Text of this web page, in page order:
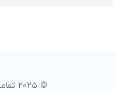
© 2025 تمامی حقوق محفوظ است